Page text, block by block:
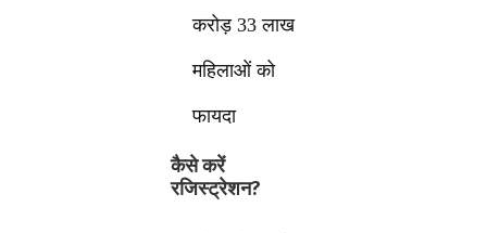
करोड़ 33 लाख
महिलाओं को
फायदा
कैसे करें
रजिस्ट्रेशन?